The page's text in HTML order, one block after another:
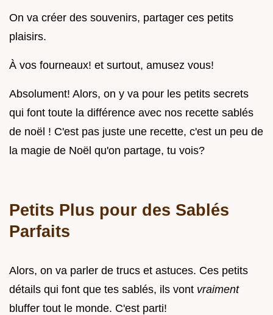
On va créer des souvenirs, partager ces petits
plaisirs.
À vos fourneaux! et surtout, amusez vous!
Absolument! Alors, on y va pour les petits secrets
qui font toute la différence avec nos recette sablés
de noël ! C'est pas juste une recette, c'est un peu de
la magie de Noël qu'on partage, tu vois?
Petits Plus pour des Sablés
Parfaits
Alors, on va parler de trucs et astuces. Ces petits
détails qui font que tes sablés, ils vont vraiment
bluffer tout le monde. C'est parti!